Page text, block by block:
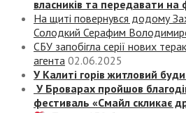
власників та передавати на
На щиті повернувся додому
Солодкий Серафим
СБУ запобігла серії нових
агента 02.06.2025
У Калиті горів житловий
У Броварах пройшов
фестиваль «Смайл скликає